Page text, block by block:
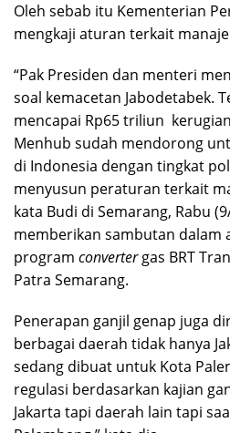
Oleh sebab itu Kementerian
mengkaji aturan terkait
“Pak Presiden dan menteri
soal kemacetan Jabodetabek.
mencapai Rp65 triliun
Menhub sudah mendorong
di Indonesia dengan tingkat
menyusun peraturan terkait
kata Budi di Semarang, Rabu
memberikan sambutan dalam
program convertergas BRT
Patra Semarang.
Penerapan ganjil genap juga
berbagai daerah tidak hanya
sedang dibuat untuk Kota
regulasi berdasarkan kajian
Jakarta tapi daerah lain tapi